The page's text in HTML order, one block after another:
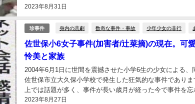
2023年8月31日
珍事件 身内の悲劇 数奇な事件・事故 少年少女の非行
佐世保小6女子事件(加害者/辻菜摘)の現在。可
怜美と家族
2023年8月27日
2004年6月1日に世間を震撼させた小学6生の少女による
佐世保市立大久保小学校で発生した狂気的な事件であり
上では話題が多く、事件が長い歳月が経った今で事件を
事件の加害者と被害者の詳細や関係性、悲劇に至るまで...